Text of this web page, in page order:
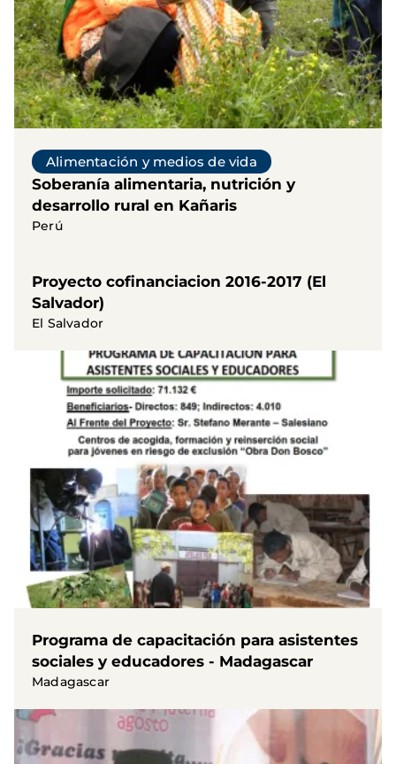
Alimentación y medios de vida
Soberanía alimentaria, nutrición y
desarrollo rural en Kañaris
Perú
Proyecto cofinanciacion 2016-2017 (El
Salvador)
El Salvador
Programa de capacitación para asistentes
sociales y educadores - Madagascar
Madagascar